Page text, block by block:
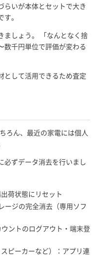
らいが本体とセットで大き
。
ましょう。 「なんとなく捨
数千円単位で評価が変わる
として活用できるため査定
ろん、最近の家電には個人
必ずデータ消去を行いまし
荷状態にリセット
ージの完全消去（専用ソフ
ントのログアウト・端末登
ピーカーなど）：アプリ連